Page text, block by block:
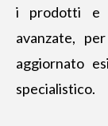
i prodotti e
avanzate,
aggiornato
specialistico.